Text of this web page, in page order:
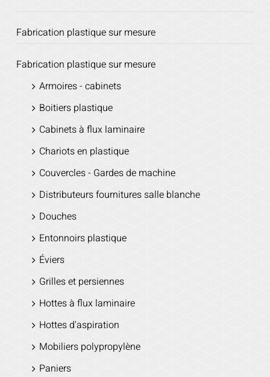
Fabrication plastique sur mesure
Fabrication plastique sur mesure
Armoires - cabinets
Boitiers plastique
Cabinets à flux laminaire
Chariots en plastique
Couvercles - Gardes de machine
Distributeurs fournitures salle blanche
Douches
Entonnoirs plastique
Éviers
Grilles et persiennes
Hottes à flux laminaire
Hottes d'aspiration
Mobiliers polypropylène
Paniers